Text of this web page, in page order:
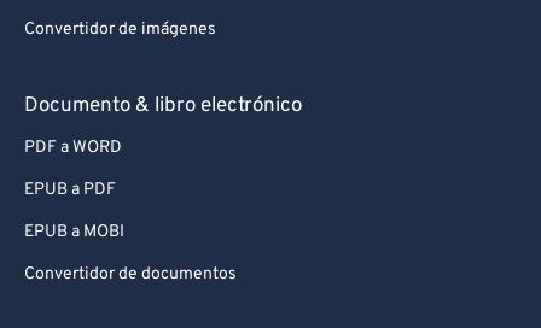
Convertidor de imágenes
Documento & libro electrónico
PDF a WORD
EPUB a PDF
EPUB a MOBI
Convertidor de documentos